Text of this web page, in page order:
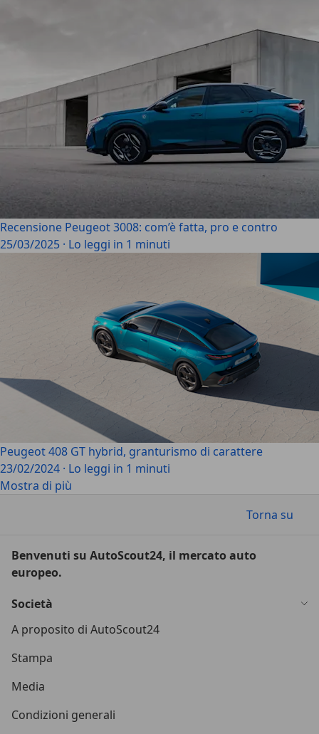
Recensione Peugeot 3008: com’è fatta, pro e contro
25/03/2025 · Lo leggi in 1 minuti
Peugeot 408 GT hybrid, granturismo di carattere
23/02/2024 · Lo leggi in 1 minuti
Mostra di più
Torna su
Benvenuti su AutoScout24, il mercato auto
europeo.
Società
A proposito di AutoScout24
Stampa
Media
Condizioni generali